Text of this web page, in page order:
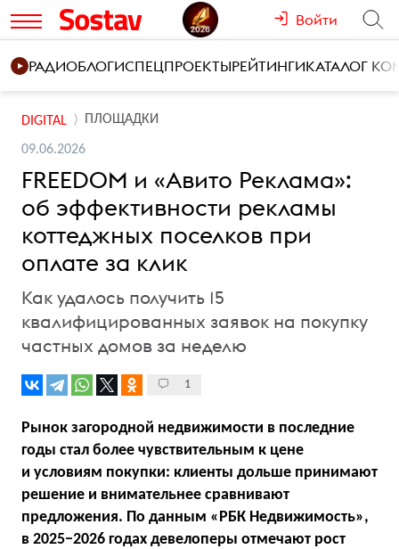
Войти
РАДИОБЛОГИСПЕЦПРОЕКТЫРЕЙТИНГИКАТАЛОГ
DIGITAL ПЛОЩАДКИ
09.06.2026
FREEDOM и «Авито Реклама»:
об эффективности рекламы
коттеджных поселков при
оплате за клик
Как удалось получить 15
квалифицированных заявок на покупку
частных домов за неделю
1
Рынок загородной недвижимости в последние
годы стал более чувствительным к цене
и условиям покупки: клиенты дольше принимают
решение и внимательнее сравнивают
предложения. По данным «РБК Недвижимость»,
в 2025−2026 годах девелоперы отмечают рост